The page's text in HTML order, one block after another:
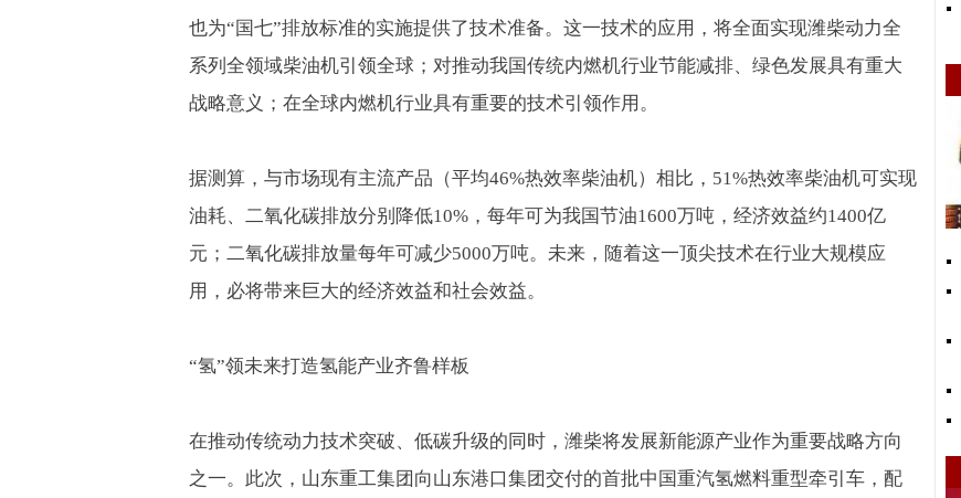
也为“国七”排放标准的实施提供了技术准备。这一技术的应用，将全面实现潍柴动力全
系列全领域柴油机引领全球；对推动我国传统内燃机行业节能减排、绿色发展具有重大
战略意义；在全球内燃机行业具有重要的技术引领作用。
据测算，与市场现有主流产品（平均46%热效率柴油机）相比， 51%热效率柴油机可实现
油耗、二氧化碳排放分别降低10% ，每年可为我国节油1600万吨，经济效益约1400亿
元；二氧化碳排放量每年可减少5000万吨。未来，随着这一顶尖技术在行业大规模应
用，必将带来巨大的经济效益和社会效益。
“氢”领未来打造氢能产业齐鲁样板
在推动传统动力技术突破、低碳升级的同时，潍柴将发展新能源产业作为重要战略方向
之一。此次，山东重工集团向山东港口集团交付的首批中国重汽氢燃料重型牵引车，配